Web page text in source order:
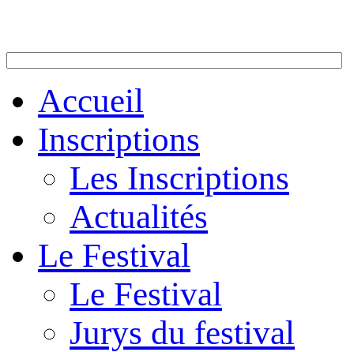
Accueil
Inscriptions
Les Inscriptions
Actualités
Le Festival
Le Festival
Jurys du festival